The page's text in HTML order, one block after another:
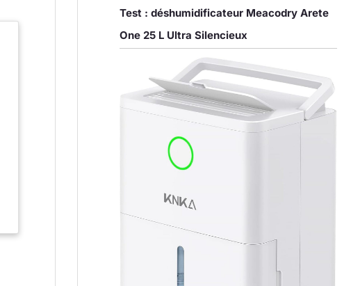
Test : déshumidificateur Meacodry Arete
One 25 L Ultra Silencieux